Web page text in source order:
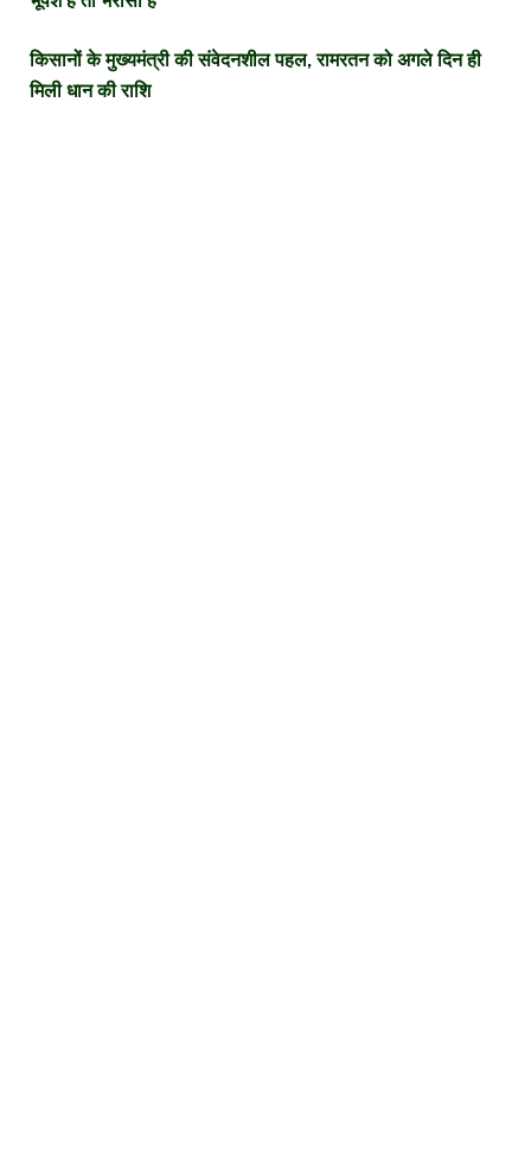
किसानों के मुख्यमंत्री की संवेदनशील पहल, रामरतन को अगले दिन ही
मिली धान की राशि